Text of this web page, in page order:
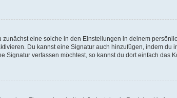
eine solche in den Einstellungen in deinem
Du kannst eine Signatur auch hinzufügen, indem
verfassen möchtest, so kannst du dort einfach das